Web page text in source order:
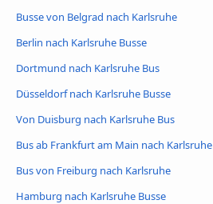
Busse von Belgrad nach Karlsruhe
Berlin nach Karlsruhe Busse
Dortmund nach Karlsruhe Bus
Düsseldorf nach Karlsruhe Busse
Von Duisburg nach Karlsruhe Bus
Bus ab Frankfurt am Main nach Karlsruhe
Bus von Freiburg nach Karlsruhe
Hamburg nach Karlsruhe Busse